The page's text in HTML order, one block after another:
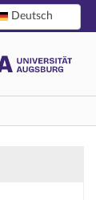
Deutsch